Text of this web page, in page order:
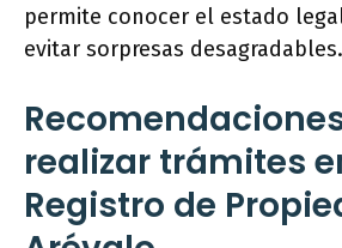
permite conocer el estado
evitar sorpresas desagradables.
realizar trámites
Registro de